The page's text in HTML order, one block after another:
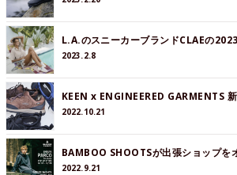
L.A.のスニーカーブランドCLAEの
2023.2.8
KEEN x ENGINEERED GARMENTS
2022.10.21
BAMBOO SHOOTSが出張ショップを
2022.9.21